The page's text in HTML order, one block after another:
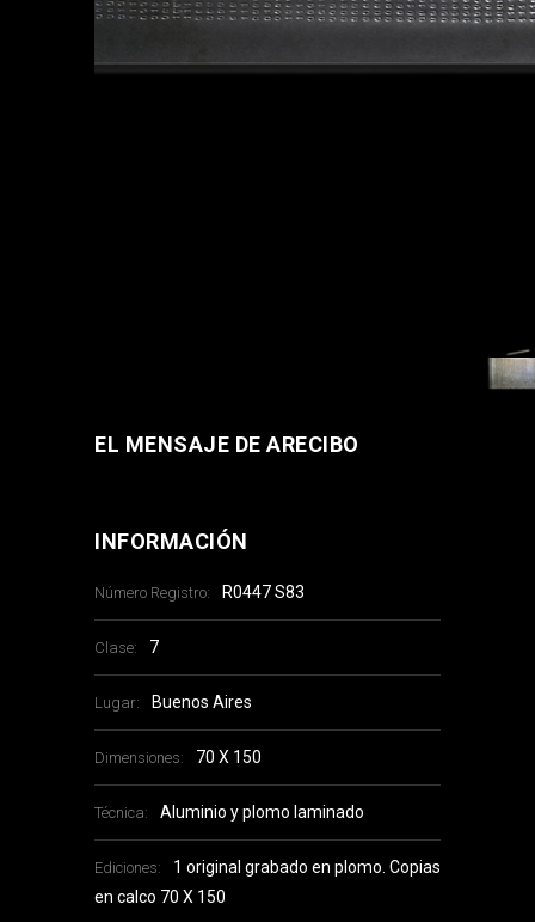
EL MENSAJE DE ARECIBO
INFORMACIÓN
Número Registro: R0447 S83
Clase: 7
Lugar: Buenos Aires
Dimensiones: 70 X 150
Técnica: Aluminio y plomo laminado
Ediciones:
1 original grabado en plomo. Copias
en calco 70 X 150